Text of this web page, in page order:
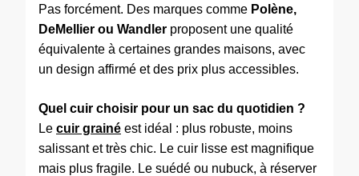
Pas forcément. Des marques comme Polène,
DeMellier ou Wandler proposent une qualité
équivalente à certaines grandes maisons, avec
un design affirmé et des prix plus accessibles.
Quel cuir choisir pour un sac du quotidien ?
Le cuir grainé est idéal : plus robuste, moins
salissant et très chic. Le cuir lisse est magnifique
mais plus fragile. Le suédé ou nubuck, à réserver